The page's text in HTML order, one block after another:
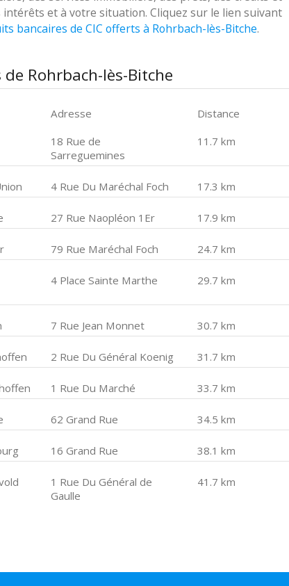
et à votre situation. Cliquez sur le lien suivant
bancaires de CIC offerts à Rohrbach-lès-Bitche.
Rohrbach-lès-Bitche
Adresse
Distance
18 Rue de
Sarreguemines
11.7 km
4 Rue Du Maréchal Foch 17.3 km
27 Rue Naopléon 1Er 17.9 km
79 Rue Maréchal Foch 24.7 km
4 Place Sainte Marthe 29.7 km
7 Rue Jean Monnet 30.7 km
2 Rue Du Général Koenig 31.7 km
1 Rue Du Marché 33.7 km
62 Grand Rue 34.5 km
16 Grand Rue 38.1 km
1 Rue Du Général de
Gaulle
41.7 km